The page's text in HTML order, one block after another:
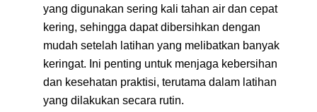
yang digunakan sering kali tahan air dan cepat
kering, sehingga dapat dibersihkan dengan
mudah setelah latihan yang melibatkan banyak
keringat. Ini penting untuk menjaga kebersihan
dan kesehatan praktisi, terutama dalam latihan
yang dilakukan secara rutin.